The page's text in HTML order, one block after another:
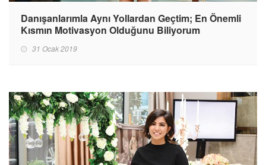
Danışanlarımla Aynı Yollardan Geçtim; En Önemli
Kısmın Motivasyon Olduğunu Biliyorum
31 Ocak 2019